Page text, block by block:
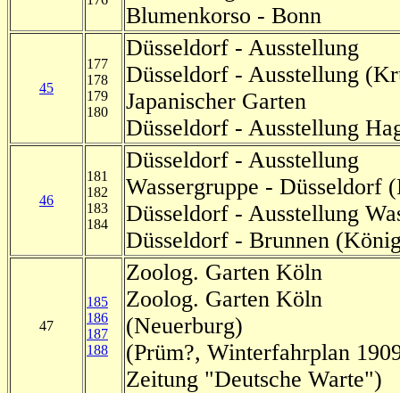
Blumenkorso - Bonn
45
177
178
179
180
Düsseldorf - Ausstellung
Düsseldorf - Ausstellung
Japanischer Garten
Düsseldorf - Ausstellung
46
181
182
183
184
Düsseldorf - Ausstellung
Wassergruppe - Düsseldorf
Düsseldorf - Ausstellung
Düsseldorf - Brunnen
47
185
186
187
188
Zoolog. Garten Köln
Zoolog. Garten Köln
(Neuerburg)
(Prüm?, Winterfahrplan
Zeitung "Deutsche Warte")